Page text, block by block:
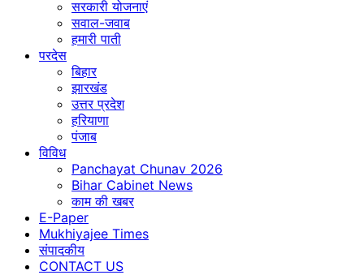
सरकारी योजनाएं
सवाल-जवाब
हमारी पाती
परदेस
बिहार
झारखंड
उत्तर प्रदेश
हरियाणा
पंजाब
विविध
Panchayat Chunav 2026
Bihar Cabinet News
काम की खबर
E-Paper
Mukhiyajee Times
संपादकीय
CONTACT US